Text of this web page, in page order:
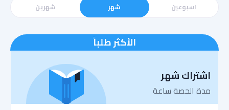
شهرين شهر اسبوعين
الأكثر طلباً
اشتراك شهر
مدة الحصة ساعة